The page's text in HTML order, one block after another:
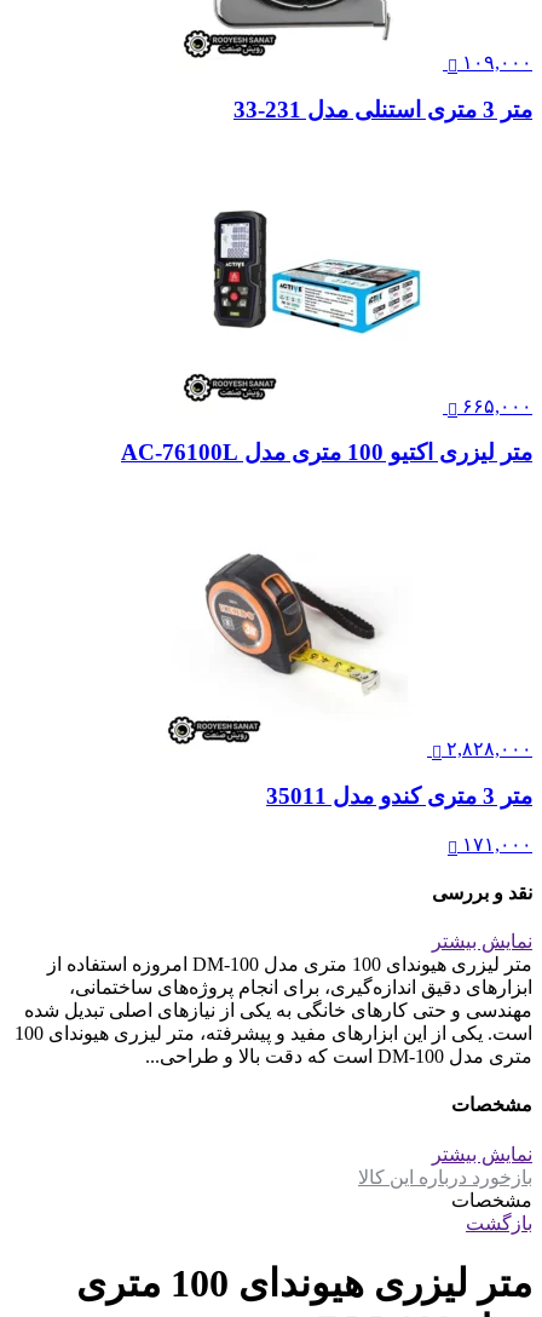
۱۰۹,۰۰۰
متر 3 متری استنلی مدل 231-33
۶۶۵,۰۰۰
متر لیزری اکتیو 100 متری مدل AC-76100L
۲,۸۲۸,۰۰۰
متر 3 متری کندو مدل 35011
۱۷۱,۰۰۰
نقد و بررسی
نمایش بیشتر
متر لیزری هیوندای 100 متری مدل DM-100 امروزه استفاده از
ابزارهای دقیق اندازه‌گیری، برای انجام پروژه‌های ساختمانی،
مهندسی و حتی کارهای خانگی به یکی از نیازهای اصلی تبدیل شده
است. یکی از این ابزارهای مفید و پیشرفته، متر لیزری هیوندای 100
متری مدل DM-100 است که دقت بالا و طراحی...
مشخصات
نمایش بیشتر
بازخورد درباره این کالا
مشخصات
بازگشت
متر لیزری هیوندای 100 متری